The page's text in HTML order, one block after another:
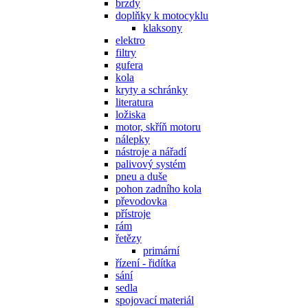
brzdy
doplňky k motocyklu
klaksony
elektro
filtry
gufera
kola
kryty a schránky
literatura
ložiska
motor, skříň motoru
nálepky
nástroje a nářadí
palivový systém
pneu a duše
pohon zadního kola
převodovka
přístroje
rám
řetězy
primární
řízení - řidítka
sání
sedla
spojovací materiál